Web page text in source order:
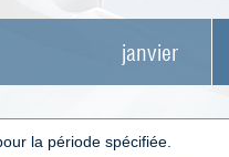
janvier
la période spécifiée.